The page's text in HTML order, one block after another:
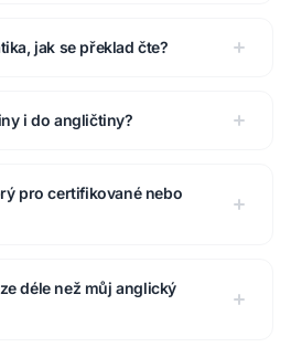
jak se překlad čte?
i do angličtiny?
pro certifikované nebo
déle než můj anglický